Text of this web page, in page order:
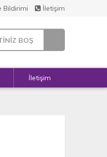
Bildirimi İletişim
BOŞ
İletişim